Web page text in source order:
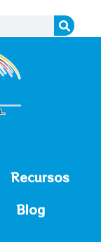
Recursos
Blog